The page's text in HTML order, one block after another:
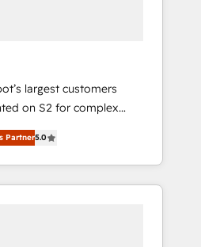
largest customers
on S2 for complex
systems
solutions that
impact and transform
Partner5.0